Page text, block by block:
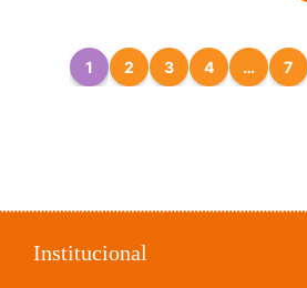
1 2 3 4 … 7
Institucional